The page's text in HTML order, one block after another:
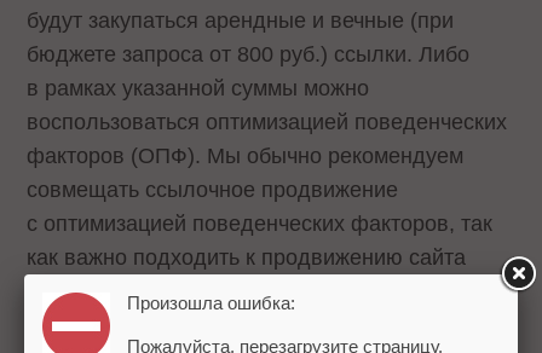
будут закупаться арендные и вечные (при
бюджете запроса от 800 руб.) ссылки. Либо
в рамках указанной суммы можно
воспользоваться оптимизацией поведенческих
факторов (ОПФ). Мы обычно рекомендуем
совмещать ссылочное продвижение
с оптимизацией поведенческих факторов, так
как важно подходить к продвижению сайта
с разных сторон. Например, сайту
http://www.botinki.net/
Произошла ошибка:
Пожалуйста, перезагрузите страницу.